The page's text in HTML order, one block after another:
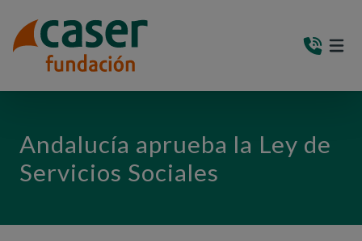
Andalucía aprueba la Ley de
Servicios Sociales